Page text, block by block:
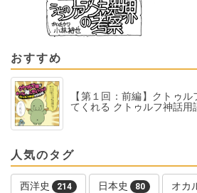
おすすめ
【第１回：前編】クトゥ
てくれる クトゥルフ神話用
人気のタグ
西洋史 214 日本史 80 オカ